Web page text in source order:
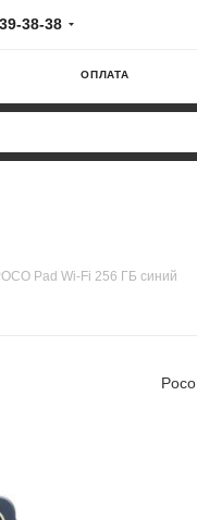
38-38
ОПЛАТА
Pad Wi-Fi 256 ГБ синий
Poco